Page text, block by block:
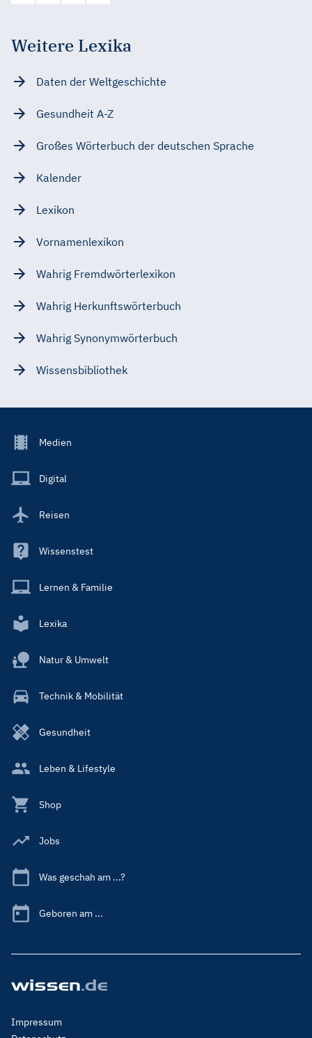
Weitere Lexika
Daten der Weltgeschichte
Gesundheit A-Z
Großes Wörterbuch der deutschen Sprache
Kalender
Lexikon
Vornamenlexikon
Wahrig Fremdwörterlexikon
Wahrig Herkunftswörterbuch
Wahrig Synonymwörterbuch
Wissensbibliothek
Footer
Main
Medien
Digital
Reisen
Wissenstest
Lernen & Familie
Lexika
Natur & Umwelt
Technik & Mobilität
Gesundheit
Leben & Lifestyle
Shop
Jobs
Was geschah am ...?
Geboren am ...
Footer
Impressum